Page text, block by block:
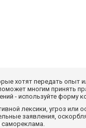
хотят передать опыт
многим принять
- используйте форму
лексики, угроз или
заявления,
самореклама.